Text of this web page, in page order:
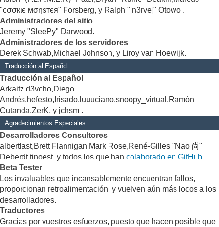
"cσσкιє мσηѕтєя" Forsberg, y Ralph "[n3rve]" Otowo .
Administradores del sitio
Jeremy "SleePy" Darwood.
Administradores de los servidores
Derek Schwab,Michael Johnson, y Liroy van Hoewijk.
Traducción al Español
Traducción al Español
Arkaitz,d3vcho,Diego
Andrés,hefesto,Irisado,luuuciano,snoopy_virtual,Ramón
Cutanda,ZerK, y jchsm .
Agradecimientos Especiales
Desarrolladores Consultores
albertlast,Brett Flannigan,Mark Rose,René-Gilles "Nao 尚"
Deberdt,tinoest, y todos los que han colaborado en GitHub .
Beta Tester
Los invaluables que incansablemente encuentran fallos,
proporcionan retroalimentación, y vuelven aún más locos a los
desarrolladores.
Traductores
Gracias por vuestros esfuerzos, puesto que hacen posible que